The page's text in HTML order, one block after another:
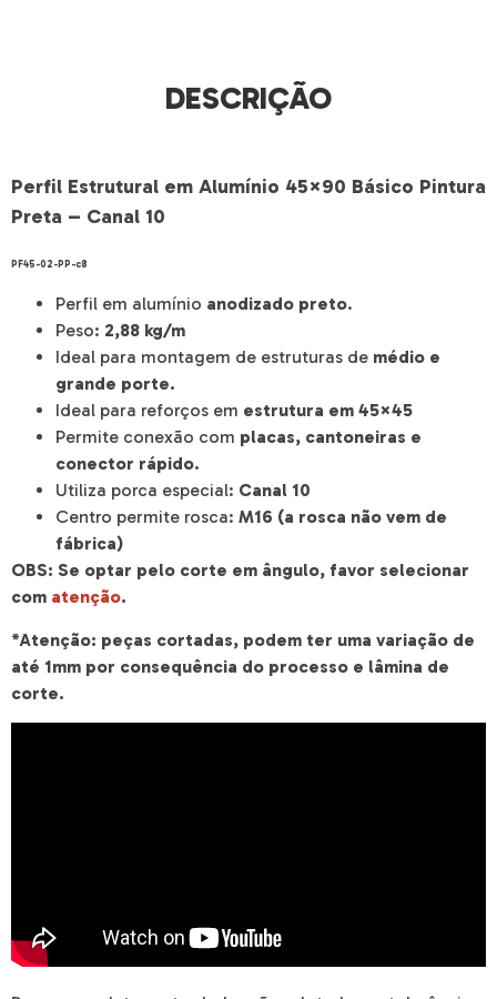
DESCRIÇÃO
Perfil Estrutural em Alumínio 45×90 Básico Pintura
Preta – Canal 10
PF45-02-PP-c8
Perfil em alumínio anodizado preto.
Peso: 2,88 kg/m
Ideal para montagem de estruturas de médio e
grande porte.
Ideal para reforços em estrutura em 45×45
Permite conexão com placas, cantoneiras e
conector rápido.
Utiliza porca especial: Canal 10
Centro permite rosca: M16 (a rosca não vem de
fábrica)
OBS: Se optar pelo corte em ângulo, favor selecionar
com atenção.
*Atenção: peças cortadas, podem ter uma variação de
até 1mm por consequência do processo e lâmina de
corte.